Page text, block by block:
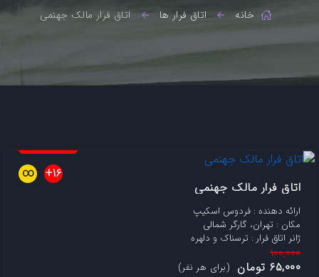
خانه اتاق فرار ها اتاق فرار مالک جهنمی
16+
∞
اتاق فرار مالک جهنمی
ارائه دهنده : فردوس اسکیپ
مکان : تهران، گارگر شمالی
ژانر اتاق فرار : ترسناک و دلهره
100,000
65,000 تومان
(برای هر نفر)